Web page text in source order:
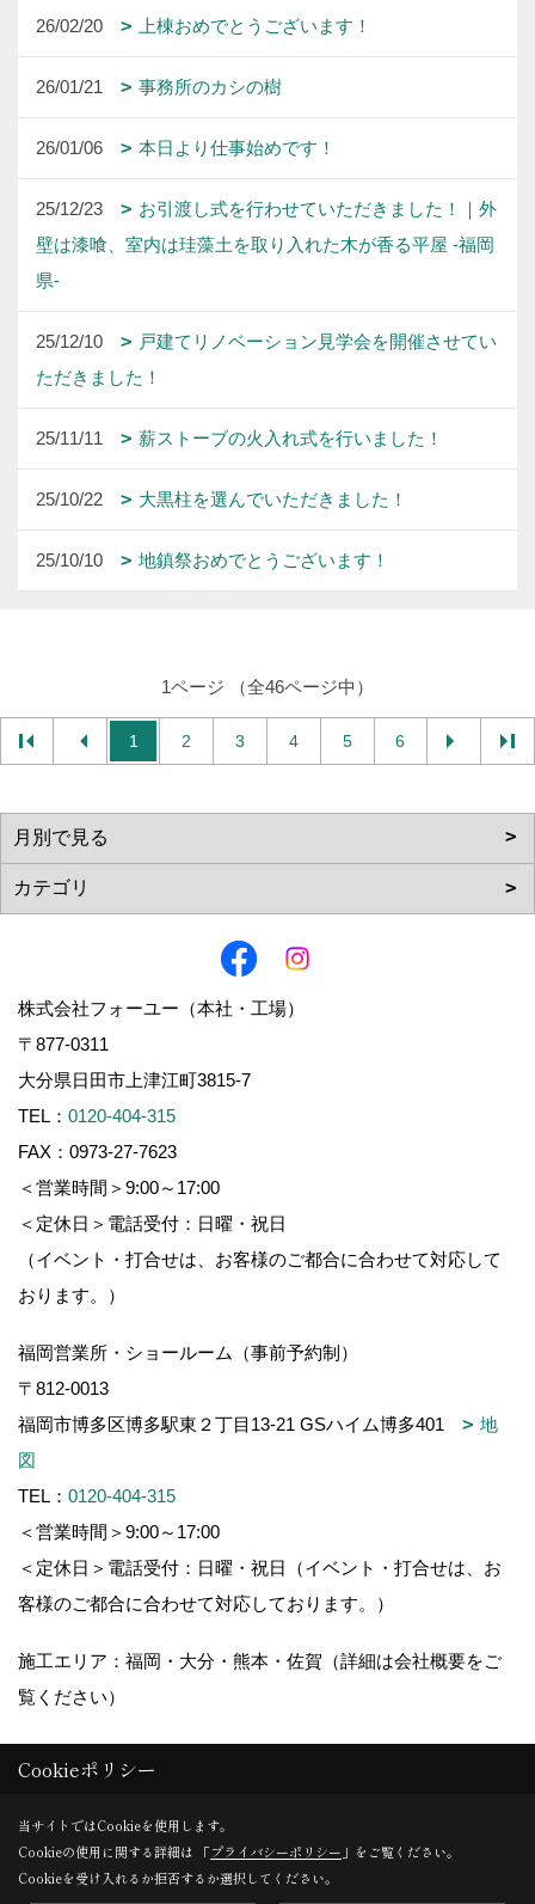
26/02/20 上棟おめでとうございます！
26/01/21 事務所のカシの樹
26/01/06 本日より仕事始めです！
25/12/23
お引渡し式を行わせていただきました！｜外
壁は漆喰、室内は珪藻土を取り入れた木が香る平屋 -福岡
県-
25/12/10
戸建てリノベーション見学会を開催させてい
ただきました！
25/11/11 薪ストーブの火入れ式を行いました！
25/10/22 大黒柱を選んでいただきました！
25/10/10 地鎮祭おめでとうございます！
1ページ （全46ページ中）
1 2 3 4 5 6
株式会社フォーユー（本社・工場）
〒877-0311
大分県日田市上津江町3815-7
TEL： 0120-404-315
FAX：0973-27-7623
＜営業時間＞9:00～17:00
＜定休日＞電話受付：日曜・祝日
（イベント・打合せは、お客様のご都合に合わせて対応して
おります。）
福岡営業所・ショールーム（事前予約制）
〒812-0013
福岡市博多区博多駅東２丁目13-21 GSハイム博多401
地
図
TEL： 0120-404-315
＜営業時間＞9:00～17:00
＜定休日＞電話受付：日曜・祝日（イベント・打合せは、お
客様のご都合に合わせて対応しております。）
施工エリア：福岡・大分・熊本・佐賀（詳細は会社概要をご
覧ください）
Copyright (c) 木造りの家フォーユー. All Rights Reserved.
Produced byゴデスクリエイト
Cookieポリシー
当サイトではCookieを使用します。
Cookieの使用に関する詳細は 「プライバシーポリシー 」をご覧ください。
Cookieを受け入れるか拒否するか選択してください。